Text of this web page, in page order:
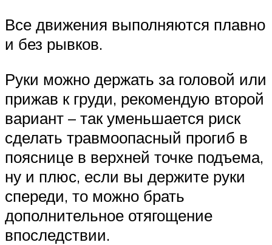
Все движения выполняются плавно
и без рывков.
Руки можно держать за головой или
прижав к груди, рекомендую второй
вариант – так уменьшается риск
сделать травмоопасный прогиб в
пояснице в верхней точке подъема,
ну и плюс, если вы держите руки
спереди, то можно брать
дополнительное отягощение
впоследствии.